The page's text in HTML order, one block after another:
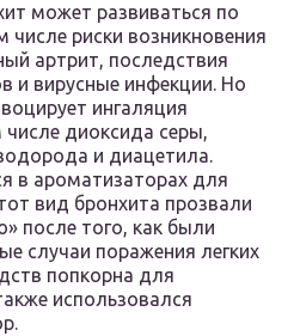
может развиваться по
риски возникновения
артрит, последствия
и вирусные инфекции. Но
ингаляция
диоксида серы,
и диацетила.
в ароматизаторах для
вид бронхита прозвали
после того, как были
случаи поражения легких
попкорна для
использовался